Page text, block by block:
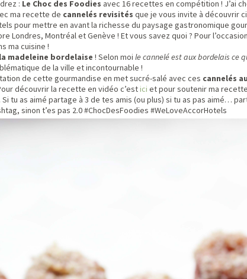
: Le Choc des Foodies avec 16 recettes en compétition ! J’ai
ma recette de cannelés revisités que je vous invite à découvrir
pour mettre en avant la richesse du paysage gastronomique
Londres, Montréal et Genève ! Et vous savez quoi ? Pour
ma cuisine !
madeleine bordelaise ! Selon moi le cannelé est aux bordelais ce
de la ville et incontournable !
de cette gourmandise en met sucré-salé avec ces cannelés
découvrir la recette en vidéo c’estici et pour soutenir ma
tu as aimé partage à 3 de tes amis (ou plus) si tu as pas aimé…
sinon t’es pas 2.0 #ChocDesFoodies #WeLoveAccorHotels